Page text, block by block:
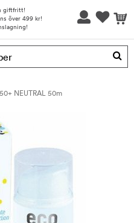
giftfritt!
över 499 kr!
i varukorgen
NEUTRAL 50m